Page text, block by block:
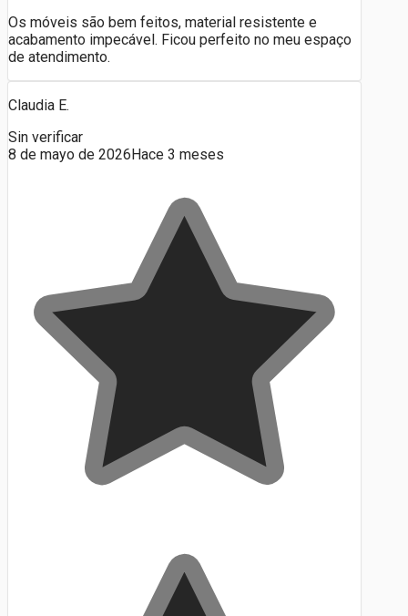
Os móveis são bem feitos, material resistente e
acabamento impecável. Ficou perfeito no meu espaço
de atendimento.
Claudia E.
Sin verificar
8 de mayo de 2026Hace 3 meses